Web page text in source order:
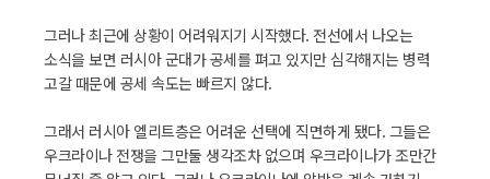
그러나 최근에 상황이 어려워지기 시작했다. 전선에서 나오는
소식을 보면 러시아 군대가 공세를 펴고 있지만 심각해지는 병력
고갈 때문에 공세 속도는 빠르지 않다.
그래서 러시아 엘리트층은 어려운 선택에 직면하게 됐다. 그들은
우크라이나 전쟁을 그만둘 생각조차 없으며 우크라이나가 조만간